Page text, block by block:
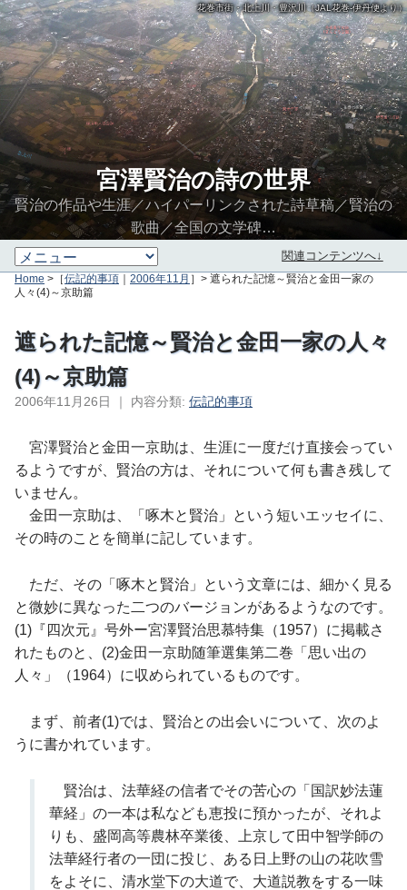
花巻市街・北上川・豊沢川（JAL花巻-伊丹便より）
宮澤賢治の詩の世界
賢治の作品や生涯／ハイパーリンクされた詩草稿／賢治の
歌曲／全国の文学碑…
関連コンテンツへ↓
Home >［伝記的事項 ｜ 2006年11月 ］> 遮られた記憶～賢治と金田一家の
人々(4)～京助篇
遮られた記憶～賢治と金田一家の人々
(4)～京助篇
2006年11月26日 ｜ 内容分類: 伝記的事項
宮澤賢治と金田一京助は、生涯に一度だけ直接会ってい
るようですが、賢治の方は、それについて何も書き残して
いません。
金田一京助は、「啄木と賢治」という短いエッセイに、
その時のことを簡単に記しています。
ただ、その「啄木と賢治」という文章には、細かく見る
と微妙に異なった二つのバージョンがあるようなのです。
(1)『四次元』号外ー宮澤賢治思慕特集（1957）に掲載さ
れたものと、(2)金田一京助随筆選集第二巻「思い出の
人々」（1964）に収められているものです。
まず、前者(1)では、賢治との出会いについて、次のよ
うに書かれています。
賢治は、法華経の信者でその苦心の「国訳妙法蓮
華経」の一本は私なども恵投に預かったが、それよ
りも、盛岡高等農林卒業後、上京して田中智学師の
法華経行者の一団に投じ、ある日上野の山の花吹雪
をよそに、清水堂下の大道で、大道説教をする一味